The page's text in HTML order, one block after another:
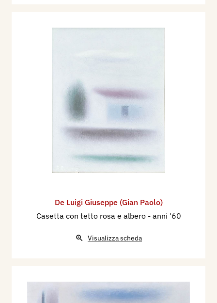
De Luigi Giuseppe (Gian Paolo)
Casetta con tetto rosa e albero - anni '60
Visualizza scheda